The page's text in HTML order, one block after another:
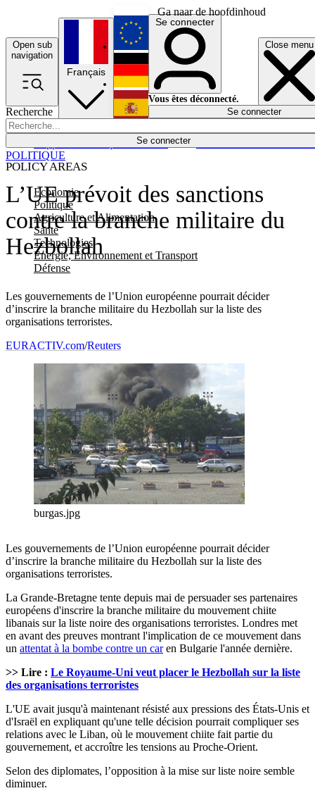
Ga naar de hoofdinhoud
Open sub
navigation
Close menu
Recherche
Se connecter
POLICY AREAS
Economie
Politique
Agriculture et Alimentation
Santé
Technologies
Energie, Environnement et Transport
Défense
Économie
Français
English
Deutsch
Español
Se connecter
Vous êtes déconnecté.
Se connecter
L’UE prévoit des sanctions
contre la branche militaire du
Hezbollah
Les gouvernements de l’Union européenne pourrait décider
d’inscrire la branche militaire du Hezbollah sur la liste des
organisations terroristes.
POLITIQUE
EURACTIV.com/Reuters
burgas.jpg
Les gouvernements de l’Union européenne pourrait décider
d’inscrire la branche militaire du Hezbollah sur la liste des
organisations terroristes.
La Grande-Bretagne tente depuis mai de persuader ses partenaires
européens d'inscrire la branche militaire du mouvement chiite
libanais sur la liste noire des organisations terroristes. Londres met
en avant des preuves montrant l'implication de ce mouvement dans
un attentat à la bombe contre un caren Bulgarie l'année dernière.
>> Lire : Le Royaume-Uni veut placer le Hezbollah sur la liste
des organisations terroristes
L'UE avait jusqu'à maintenant résisté aux pressions des États-Unis et
d'Israël en expliquant qu'une telle décision pourrait compliquer ses
relations avec le Liban, où le mouvement chiite fait partie du
gouvernement, et accroître les tensions au Proche-Orient.
Selon des diplomates, l’opposition à la mise sur liste noire semble
diminuer.